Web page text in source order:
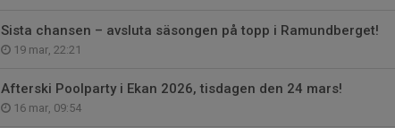
Sista chansen – avsluta säsongen på topp i Ramundberget!
19 mar, 22:21
Afterski Poolparty i Ekan 2026, tisdagen den 24 mars!
16 mar, 09:54